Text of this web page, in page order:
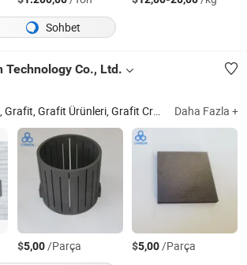
Sohbet
Technology Co., Ltd.
Grafit Crucible, Grafit Kalıp, Grafit Elektrot, Grafit Çubuk, Grafit Blok, Karbon Lif Kompoziti, CFC Daha Fazla +
$5,00/Parça $5,00/Parça